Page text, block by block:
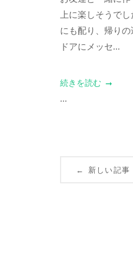
上に楽しそうで
にも配り、帰りの
ドアにメッセ...
続きを読む
...
Posts
← 新しい記事